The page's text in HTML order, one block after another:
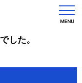
MENU
した。